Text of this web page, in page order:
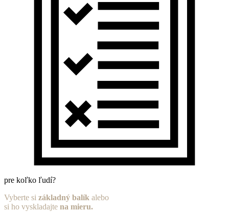
pre koľko ľudí?
Vyberte si základný balík alebo
si ho vyskladajte na mieru.